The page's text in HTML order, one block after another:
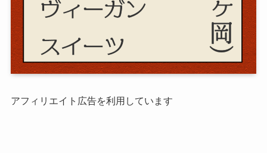
アフィリエイト広告を利用しています